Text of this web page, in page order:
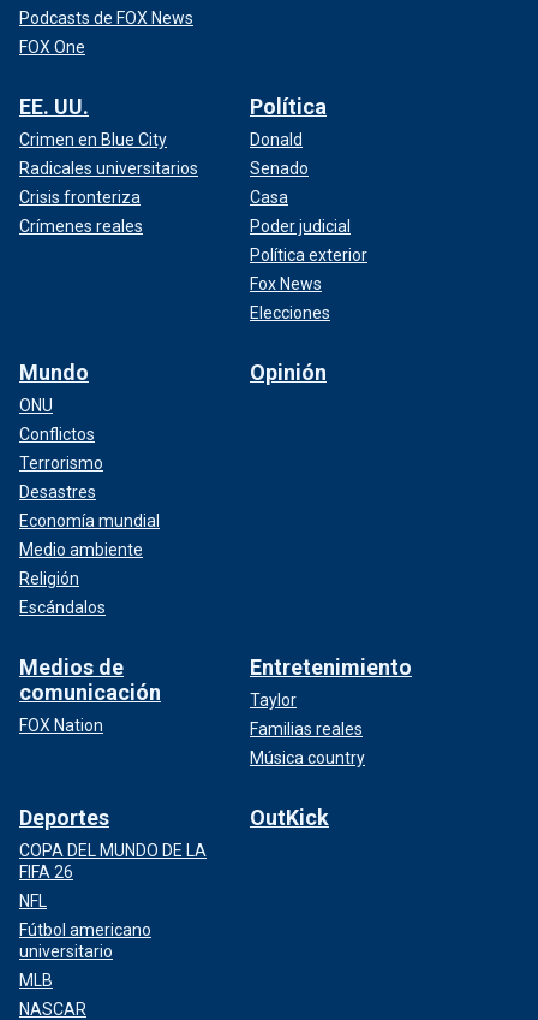
Podcasts de FOX News
FOX One
EE. UU.
Crimen en Blue City
Radicales universitarios
Crisis fronteriza
Crímenes reales
Política
Donald
Senado
Casa
Poder judicial
Política exterior
Fox News
Elecciones
Mundo
ONU
Conflictos
Terrorismo
Desastres
Economía mundial
Medio ambiente
Religión
Escándalos
Opinión
Medios de
comunicación
FOX Nation
Entretenimiento
Taylor
Familias reales
Música country
Deportes
COPA DEL MUNDO DE LA
FIFA 26
NFL
Fútbol americano
universitario
MLB
NASCAR
OutKick